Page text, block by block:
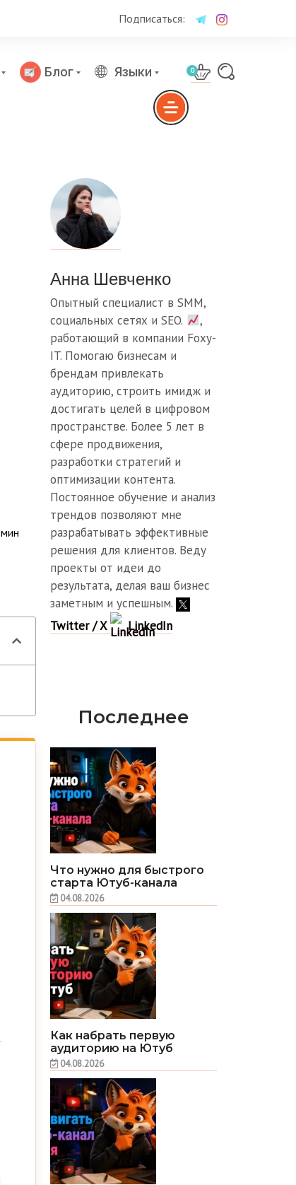
Подписаться:
Блог Языки 0
мин
Анна Шевченко
Опытный специалист в SMM,
социальных сетях и SEO.
,
работающий в компании Foxy-
IT. Помогаю бизнесам и
брендам привлекать
аудиторию, строить имидж и
достигать целей в цифровом
пространстве. Более 5 лет в
сфере продвижения,
разработки стратегий и
оптимизации контента.
Постоянное обучение и анализ
трендов позволяют мне
разрабатывать эффективные
решения для клиентов. Веду
проекты от идеи до
результата, делая ваш бизнес
заметным и успешным.
Twitter / X
LinkedIn
Последнее
Что нужно для быстрого
старта Ютуб-канала
04.08.2026
Как набрать первую
аудиторию на Ютуб
04.08.2026